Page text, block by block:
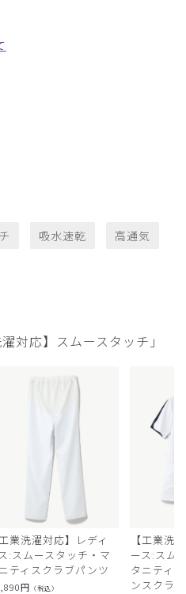
吸水速乾 高通気
対応】スムースタッチ」
工業洗濯対応】レディ
:スムースタッチ・マ
ティスクラブパンツ
円 （税込）
【工業洗
ース:スム
タニティ
ンスクラ